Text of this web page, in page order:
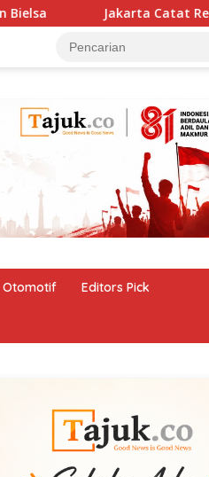
Jakarta Catat Realisasasi
Otomotif Editors Pick